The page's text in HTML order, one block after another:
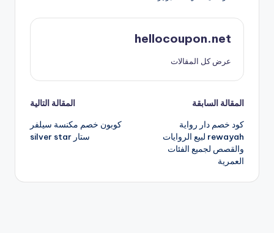
hellocoupon.net
عرض كل المقالات
تصفّح
المقالات
المقالة السابقة
كود خصم دار رواية
rewayah لبيع الروايات
والقصص لجميع الفئات
العمرية
المقالة التالية
كوبون خصم مكنسة سيلفر
ستار silver star